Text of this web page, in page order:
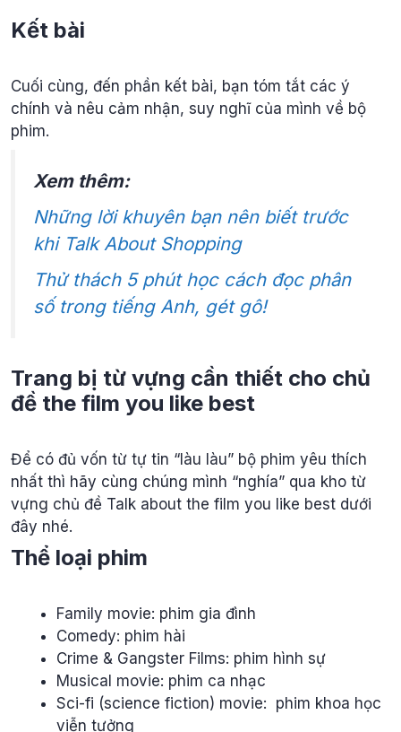
Kết bài
Cuối cùng, đến phần kết bài, bạn tóm tắt các ý
chính và nêu cảm nhận, suy nghĩ của mình về bộ
phim.
Xem thêm:
Những lời khuyên bạn nên biết trước
khi Talk About Shopping
Thử thách 5 phút học cách đọc phân
số trong tiếng Anh, gét gô!
Trang bị từ vựng cần thiết cho chủ
đề the film you like best
Để có đủ vốn từ tự tin “làu làu” bộ phim yêu thích
nhất thì hãy cùng chúng mình “nghía” qua kho từ
vựng chủ đề Talk about the film you like best dưới
đây nhé.
Thể loại phim
Family movie: phim gia đình
Comedy: phim hài
Crime & Gangster Films: phim hình sự
Musical movie: phim ca nhạc
Sci-fi (science fiction) movie: phim khoa học
viễn tưởng